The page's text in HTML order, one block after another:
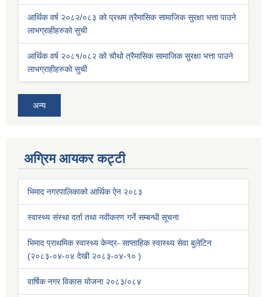
आर्थिक वर्ष २०८२/०८३ को प्रथम त्रैमासिक सामाजिक सुरक्षा भत्ता पाउने
लाभग्राहीहरुको सुची
आर्थिक वर्ष २०८१/०८२ को चौथो त्रैमासिक सामाजिक सुरक्षा भत्ता पाउने
लाभग्राहीहरुको सुची
अन्य
अग्रिम आयकर कट्टी
भिमाद नगरपालिकाको आर्थिक ऐन २०८३
स्वास्थ्य संस्था दर्ता तथा नवीकरण गर्ने सम्बन्धी सूचना
भिमाद प्राथमिक स्वास्थ्य केन्द्र- साप्ताहिक स्वास्थ्य सेवा बुलेटिन
(२०८३-०४-०४ देखी २०८३-०४-१० )
वार्षिक नगर विकास योजना २०८३/०८४